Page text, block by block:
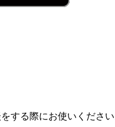
する際にお使いくださ